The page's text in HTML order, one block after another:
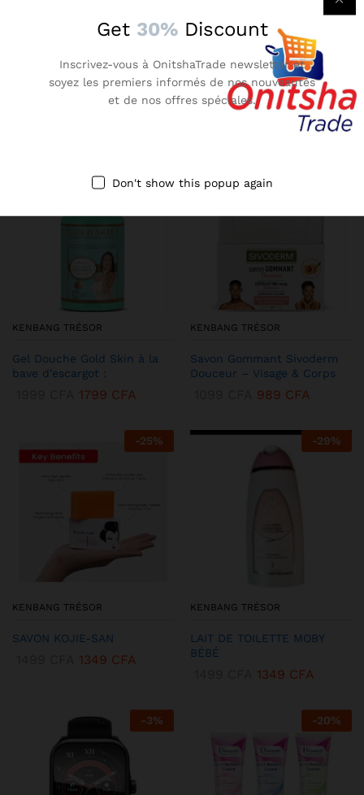
KENBANG TRÉSOR
Gel Douche Gold Skin à la
bave d’escargot :
1799 CFA
KENBANG TRÉSOR
Savon Gommant Sivoderm
Douceur – Visage & Corps
989 CFA
-25%
KENBANG TRÉSOR
SAVON KOJIE-SAN
1349 CFA
-29%
KENBANG TRÉSOR
LAIT DE TOILETTE MOBY
BÉBÉ
1349 CFA
-3% -20%
Get 30% Discount
Inscrivez-vous à OnitshaTrade newsletter et
soyez les premiers informés de nos nouveautés
et de nos offres spéciales.
Don't show this popup again